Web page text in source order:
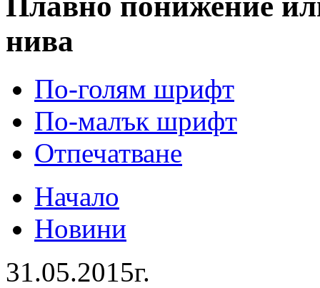
нива
По-голям шрифт
По-малък шрифт
Отпечатване
Начало
Новини
31.05.2015г.